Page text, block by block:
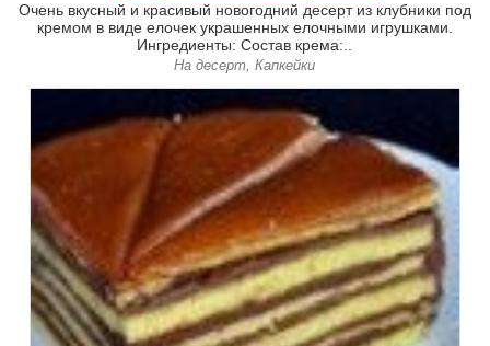
Очень вкусный и красивый новогодний десерт из клубники под
кремом в виде елочек украшенных елочными игрушками.
Ингредиенты: Состав крема:..
На десерт, Капкейки